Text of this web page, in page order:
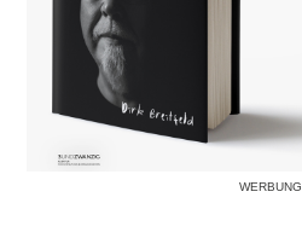
WERBUNG